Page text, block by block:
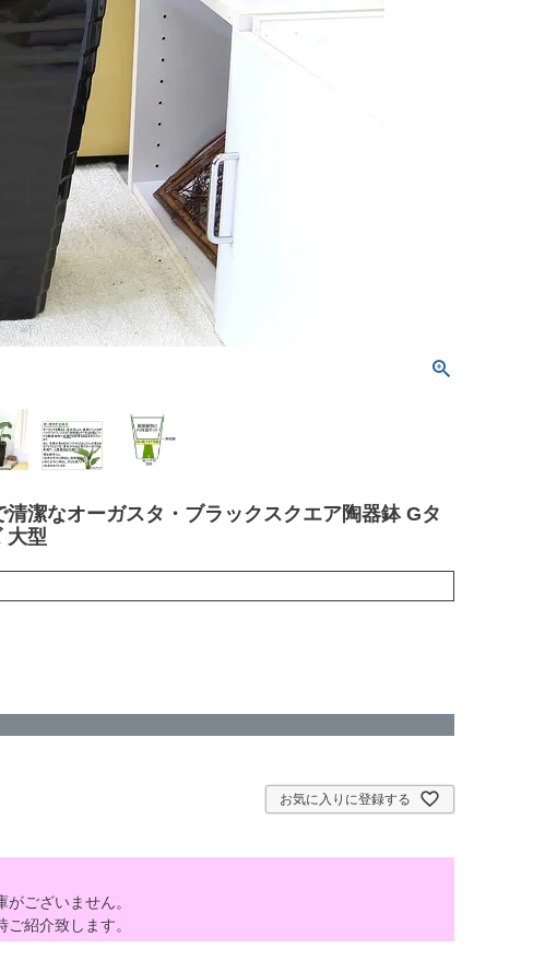
清潔なオーガスタ・ブラックスクエア陶器鉢 Gタ
大型
お気に入りに登録する
ございません。
ご紹介致します。